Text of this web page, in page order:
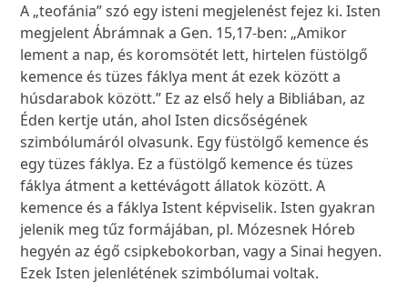
A „teofánia” szó egy isteni megjelenést fejez ki. Isten
megjelent Ábrámnak a Gen. 15,17-ben: „Amikor
lement a nap, és koromsötét lett, hirtelen füstölgő
kemence és tüzes fáklya ment át ezek között a
húsdarabok között.” Ez az első hely a Bibliában, az
Éden kertje után, ahol Isten dicsőségének
szimbólumáról olvasunk. Egy füstölgő kemence és
egy tüzes fáklya. Ez a füstölgő kemence és tüzes
fáklya átment a kettévágott állatok között. A
kemence és a fáklya Istent képviselik. Isten gyakran
jelenik meg tűz formájában, pl. Mózesnek Hóreb
hegyén az égő csipkebokorban, vagy a Sinai hegyen.
Ezek Isten jelenlétének szimbólumai voltak.